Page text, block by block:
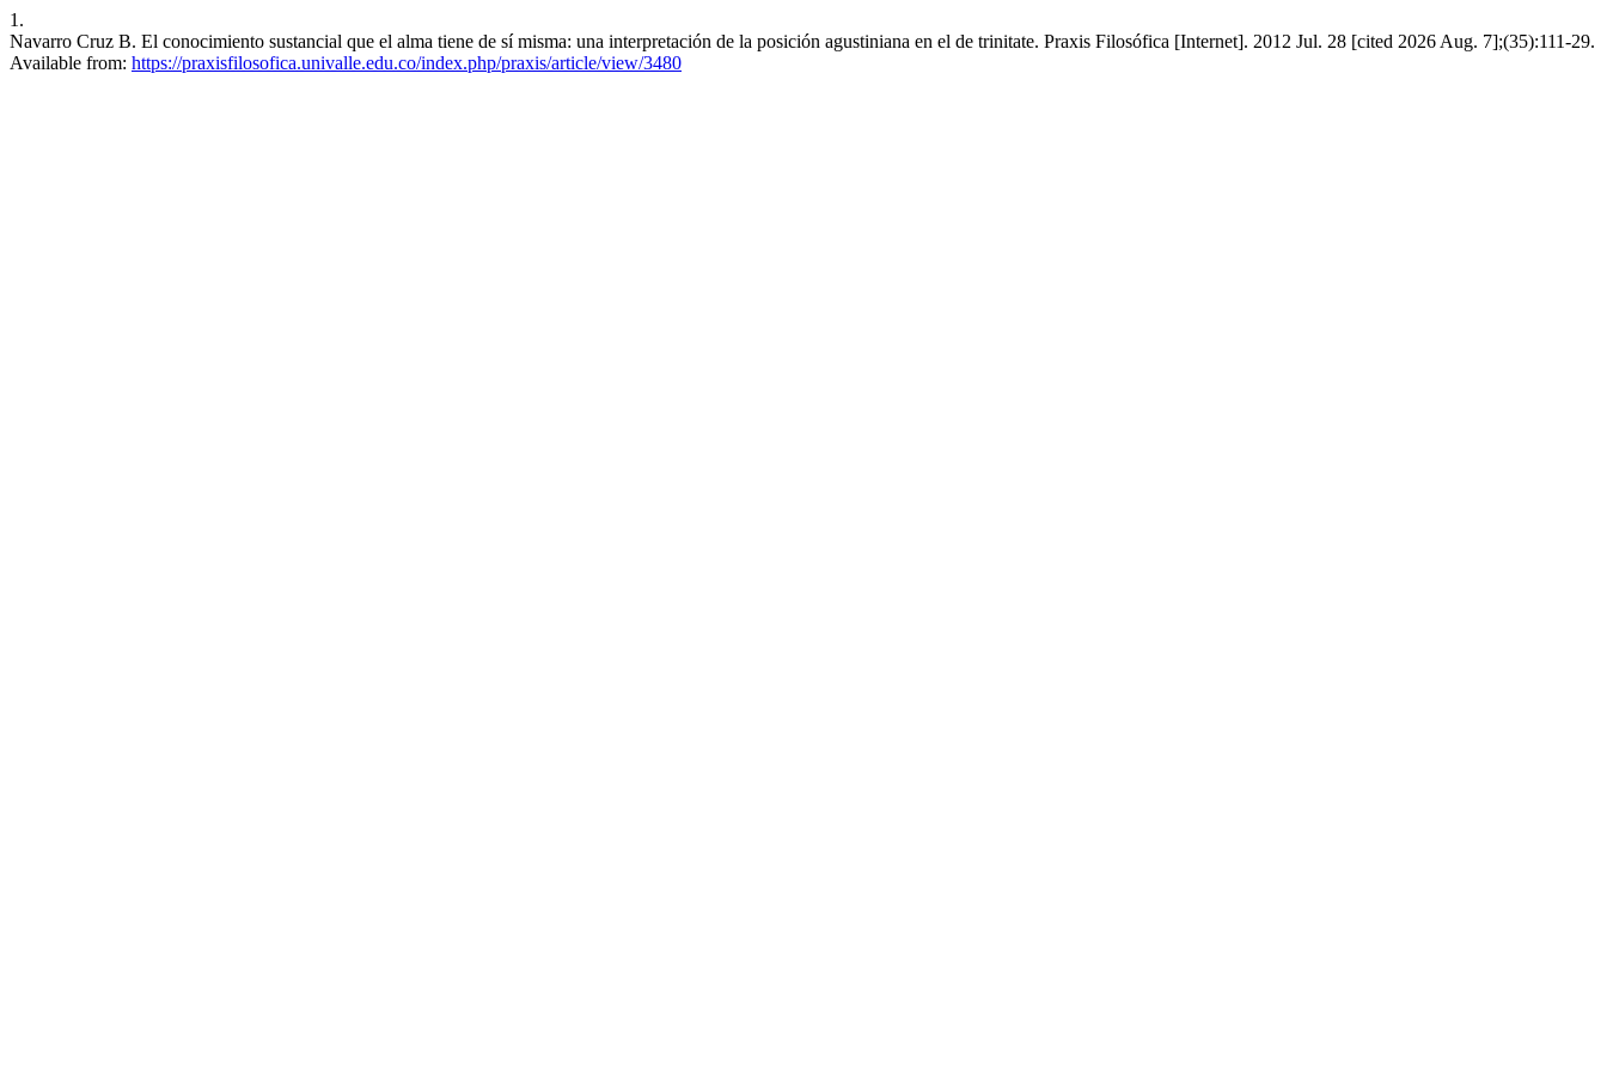
1.
Navarro Cruz B. El conocimiento sustancial que el alma tiene de sí misma: una interpretación de la posición agustiniana en el de trinitate. Praxis Filosófica [Internet]. 2012 Jul. 28 [cited 2026 Aug. 7];(35):111-29.
Available from: https://praxisfilosofica.univalle.edu.co/index.php/praxis/article/view/3480